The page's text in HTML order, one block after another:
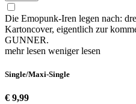
Die Emopunk-Iren legen nach:
Kartoncover, eigentlich zur
GUNNER.
mehr lesen weniger lesen
Single/Maxi-Single
€ 9,99